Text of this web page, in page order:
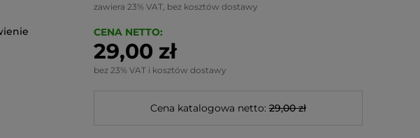
zawiera 23% VAT, bez kosztów dostawy
CENA NETTO:
29,00 zł
bez 23% VAT i kosztów dostawy
Cena katalogowa netto: 29,00 zł